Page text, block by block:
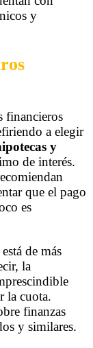
y
financieros
a elegir
y
de interés.
que el pago
es
de más
la
la cuota.
finanzas
y similares.